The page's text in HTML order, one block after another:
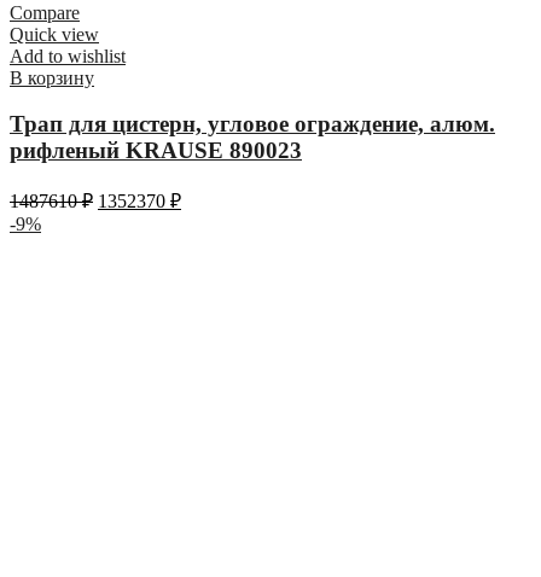
Compare
Quick view
Add to wishlist
В корзину
Трап для цистерн, угловое ограждение, алюм.
рифленый KRAUSE 890023
1487610₽ 1352370 ₽
-9%